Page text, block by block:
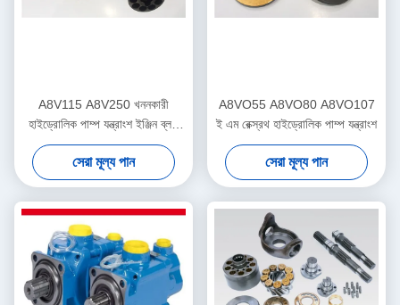
A8V115 A8V250 খননকারী
হাইড্রোলিক পাম্প যন্ত্রাংশ ইঞ্জিন ব্লক
পিস্তন ist
সেরা মূল্য পান
A8VO55 A8VO80 A8VO107
ই এম রেক্স্রথ হাইড্রোলিক পাম্প যন্ত্রাংশ
সেরা মূল্য পান